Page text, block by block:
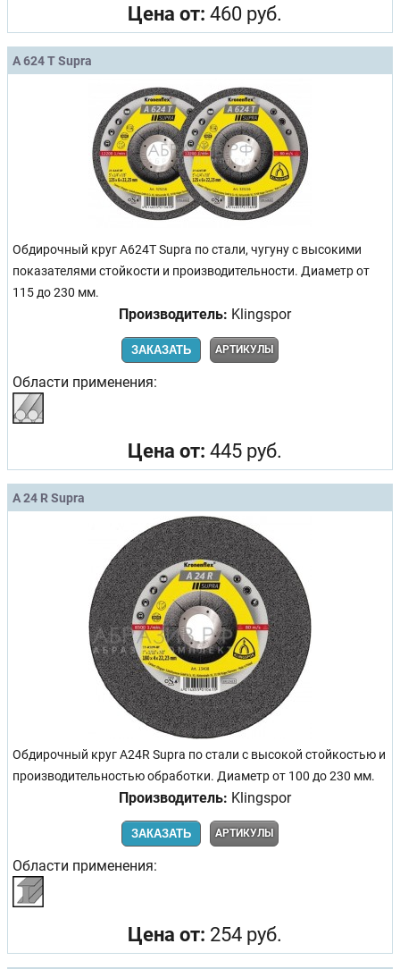
Цена от: 460 руб.
A 624 T Supra
Обдирочный круг A624T Supra по стали, чугуну с высокими
показателями стойкости и производительности. Диаметр от
115 до 230 мм.
Производитель: Klingspor
ЗАКАЗАТЬ АРТИКУЛЫ
Области применения:
Цена от: 445 руб.
A 24 R Supra
Обдирочный круг A24R Supra по стали с высокой стойкостью и
производительностью обработки. Диаметр от 100 до 230 мм.
Производитель: Klingspor
ЗАКАЗАТЬ АРТИКУЛЫ
Области применения:
Цена от: 254 руб.